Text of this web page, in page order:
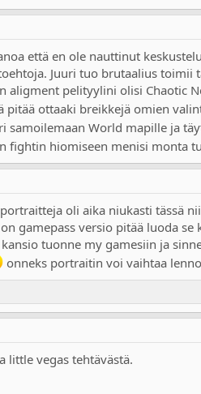
että en ole nauttinut
Juuri tuo brutaalius toimii
aligment pelityylini olisi Chaotic
pitää ottaaki breikkejä omien
samoilemaan World mapille ja
fightin hiomiseen menisi monta
oli aika niukasti tässä
gamepass versio pitää luoda
tuonne my gamesiin ja
onneks portraitin voi vaihtaa
little vegas tehtävästä.